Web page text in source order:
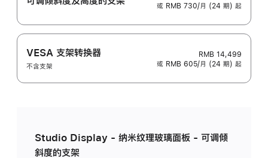
或 RMB 730/月 (24 期) 起
VESA 支架转换器
不含支架
RMB 14,499
或 RMB 605/月 (24 期) 起
Studio Display - 纳米纹理玻璃面板 - 可调倾
斜度的支架